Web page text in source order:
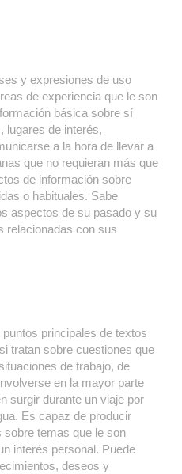
y expresiones de uso
de experiencia que le son
básica sobre sí
lugares de interés,
a la hora de llevar a
que no requieran más que
de información sobre
o habituales. Sabe
aspectos de su pasado y su
relacionadas con sus
principales de textos
tratan sobre cuestiones que
de trabajo, de
en la mayor parte
surgir durante un viaje por
Es capaz de producir
temas que le son
interés personal. Puede
deseos y